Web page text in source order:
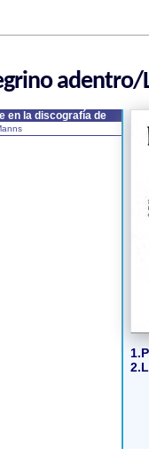
adentro/
en la discografía de